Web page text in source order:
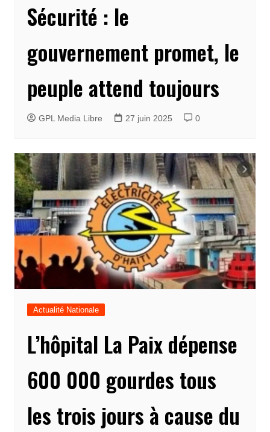
Sécurité : le
gouvernement promet, le
peuple attend toujours
GPL Media Libre 27 juin 2025 0
Actualité Nationale
L’hôpital La Paix dépense
600 000 gourdes tous
les trois jours à cause du